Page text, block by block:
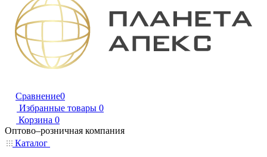
Сравнение0
Избранные товары 0
Корзина 0
Оптово–розничная компания
Каталог